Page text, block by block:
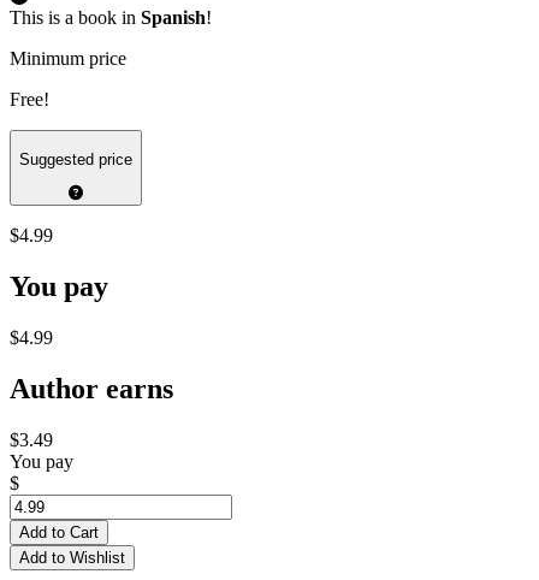
This is a book in Spanish!
Minimum price
Free!
Suggested price
$4.99
You pay
$4.99
Author earns
$3.49
You pay
$
Add to Cart
Add to Wishlist